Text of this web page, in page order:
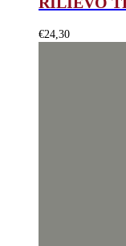
€24,30